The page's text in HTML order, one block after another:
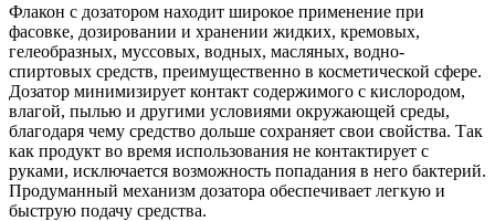
Флакон с дозатором находит широкое применение при
фасовке, дозировании и хранении жидких, кремовых,
гелеобразных, муссовых, водных, масляных, водно-
спиртовых средств, преимущественно в косметической сфере.
Дозатор минимизирует контакт содержимого с кислородом,
влагой, пылью и другими условиями окружающей среды,
благодаря чему средство дольше сохраняет свои свойства. Так
как продукт во время использования не контактирует с
руками, исключается возможность попадания в него бактерий.
Продуманный механизм дозатора обеспечивает легкую и
быструю подачу средства.